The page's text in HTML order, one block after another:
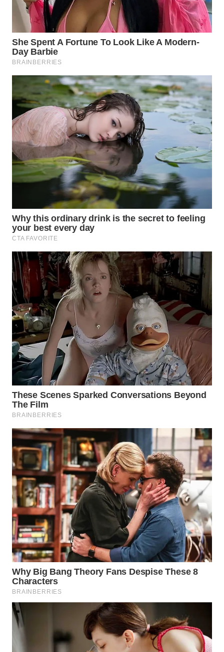
WN
BINTAN
WN
WN
LIKUPANG
WN
LABUANBAJO
WN
BORNEO
Wahana
Media
Group
NEWS
WAHANA
TANI
WAHANA
ADVOKAT
WAHANA
INFRASTRUKTUR
WAHANA
KONSUMEN
WAHANA
LISTRIK
WAHANA
TRAVEL
WAHANA
TV
WAHANANEWS
ID
WAHANANEWS
CO ID
WAHANANEWS